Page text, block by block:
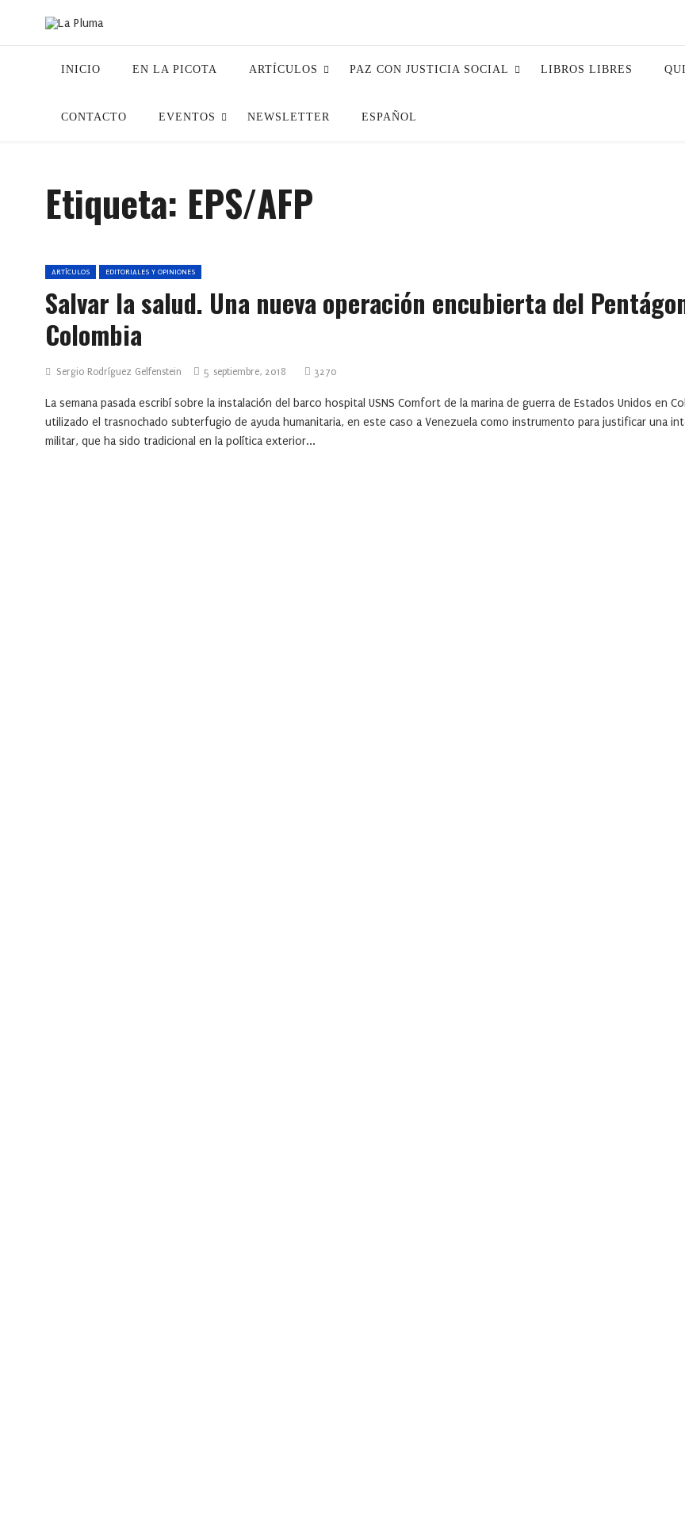
INICIO EN LA PICOTA ARTÍCULOS PAZ CON JUSTICIA SOCIAL LIBROS LIBRES
CONTACTO EVENTOS NEWSLETTER ESPAÑOL
Etiqueta: EPS/AFP
ARTÍCULOS EDITORIALES Y OPINIONES
Salvar la salud. Una nueva operación encubierta del
Colombia
Sergio Rodríguez Gelfenstein 5 septiembre, 2018 3270
La semana pasada escribí sobre la instalación del barco hospital USNS Comfort de la marina de guerra de Estados Unidos en
utilizado el trasnochado subterfugio de ayuda humanitaria, en este caso a Venezuela como instrumento para justificar una
militar, que ha sido tradicional en la política exterior...